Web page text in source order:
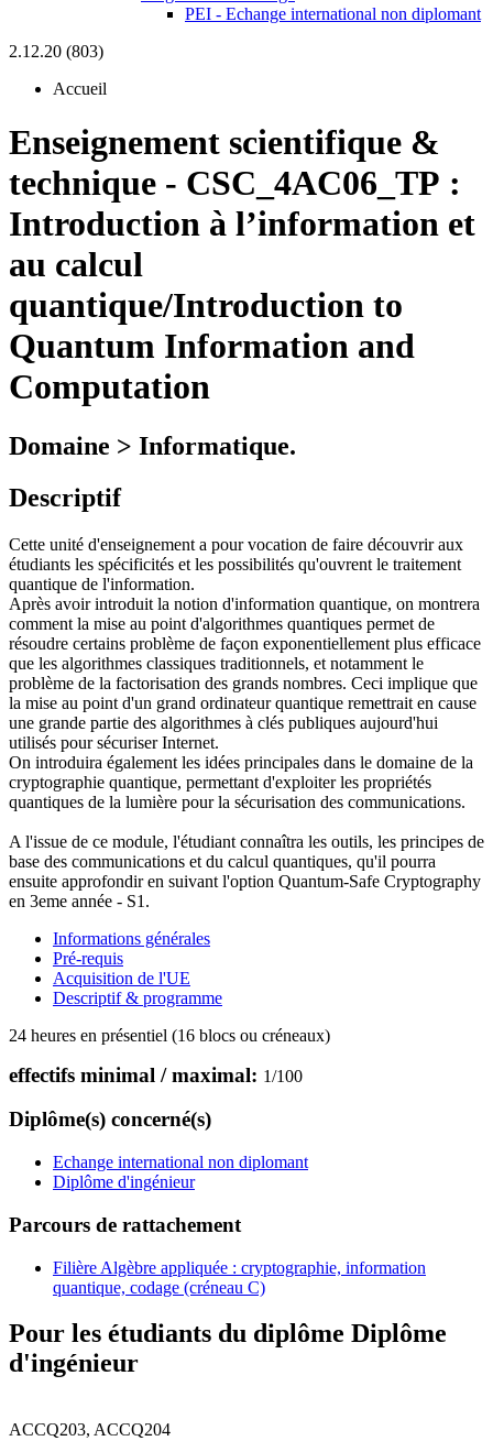
PEI - Echange international non diplomant
2.12.20 (803)
Accueil
Enseignement scientifique &
technique - CSC_4AC06_TP :
Introduction à l’information et
au calcul
quantique/Introduction to
Quantum Information and
Computation
Domaine > Informatique.
Descriptif
Cette unité d'enseignement a pour vocation de faire découvrir aux
étudiants les spécificités et les possibilités qu'ouvrent le traitement
quantique de l'information.
Après avoir introduit la notion d'information quantique, on montrera
comment la mise au point d'algorithmes quantiques permet de
résoudre certains problème de façon exponentiellement plus efficace
que les algorithmes classiques traditionnels, et notamment le
problème de la factorisation des grands nombres. Ceci implique que
la mise au point d'un grand ordinateur quantique remettrait en cause
une grande partie des algorithmes à clés publiques aujourd'hui
utilisés pour sécuriser Internet.
On introduira également les idées principales dans le domaine de la
cryptographie quantique, permettant d'exploiter les propriétés
quantiques de la lumière pour la sécurisation des communications.
A l'issue de ce module, l'étudiant connaîtra les outils, les principes de
base des communications et du calcul quantiques, qu'il pourra
ensuite approfondir en suivant l'option Quantum-Safe Cryptography
en 3eme année - S1.
Informations générales
Pré-requis
Acquisition de l'UE
Descriptif & programme
24 heures en présentiel (16 blocs ou créneaux)
effectifs minimal / maximal: 1/100
Diplôme(s) concerné(s)
Echange international non diplomant
Diplôme d'ingénieur
Parcours de rattachement
Filière Algèbre appliquée : cryptographie, information
quantique, codage (créneau C)
Pour les étudiants du diplôme Diplôme
d'ingénieur
ACCQ203, ACCQ204